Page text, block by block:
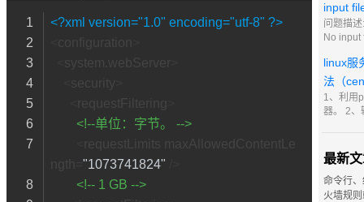
<?xml version="1.0" encoding="utf-8" ?>
<!--单位：字节。 -->
maxAllowedContentLe
"1073741824"
<!-- 1 GB -->
些用不
input
问题描
No input
管理器
面的网
理程序
php条目
linux服
法（
1、利用
器。 2、
输入i进
的vps主
购买了3
最新
命令行
火墙规